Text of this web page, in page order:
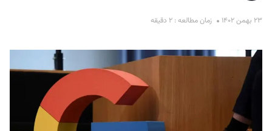
۲۳ بهمن ۱۴۰۲ زمان مطالعه : ۲ دقیقه